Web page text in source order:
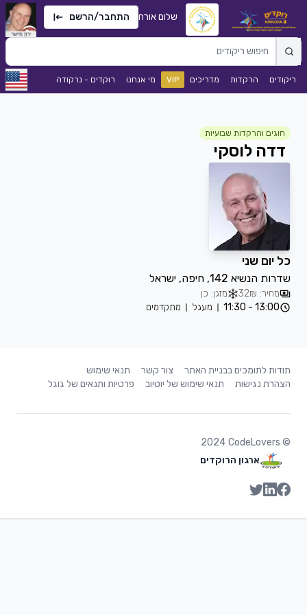
שלום אורח התחבר/הרשם
ריקודים הרקדות מדריכים VIP מי אנחנו רוקדים - נרקודה
חוגים והרקדות שבועיות
דדה לוסקי
כל יום שני
שדרות הנשיא 142, חיפה, ישראל
מחיר: 32₪
מזגן: כן
13:00 - 11:30
מעגל מתקדמים
תודות לתומכים בבניית האתר צור קשר
תנאי שימוש
הצהרת נגישות
תנאי שימוש של יוטיוב פרטיות ותנאים של גוגל
©
2024 CodeLovers
ארגון הרוקדים